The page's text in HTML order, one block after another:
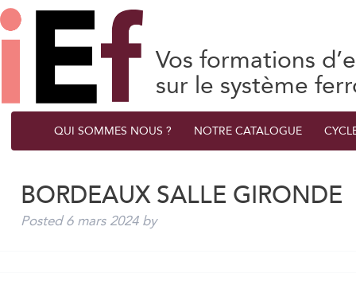
Vos formations
sur le système
QUI SOMMES NOUS ? NOTRE CATALOGUE
BORDEAUX SALLE GIRONDE
Posted6 mars 2024 by